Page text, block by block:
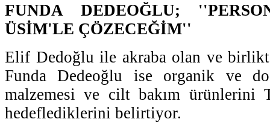
FUNDA DEDEOĞLU;
ÜSİM'LE ÇÖZECEĞİM''
Elif Dedoğlu ile akraba olan ve
Funda Dedeoğlu ise organik ve
malzemesi ve cilt bakım ürünlerini
hedeflediklerini belirtiyor.